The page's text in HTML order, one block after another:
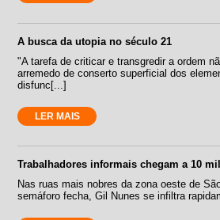
A busca da utopia no século 21
"A tarefa de criticar e transgredir a ordem
arremedo de conserto superficial dos
disfunc[...]
LER MAIS
Trabalhadores informais chegam a 10
Nas ruas mais nobres da zona oeste de
semáforo fecha, Gil Nunes se infiltra